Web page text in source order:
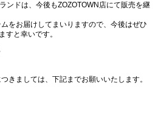
ンドは、今後もZOZOTOWN店にて販売を継
をお届けしてまいりますので、今後はぜひ
すと幸いです。
きましては、下記までお願いいたします。